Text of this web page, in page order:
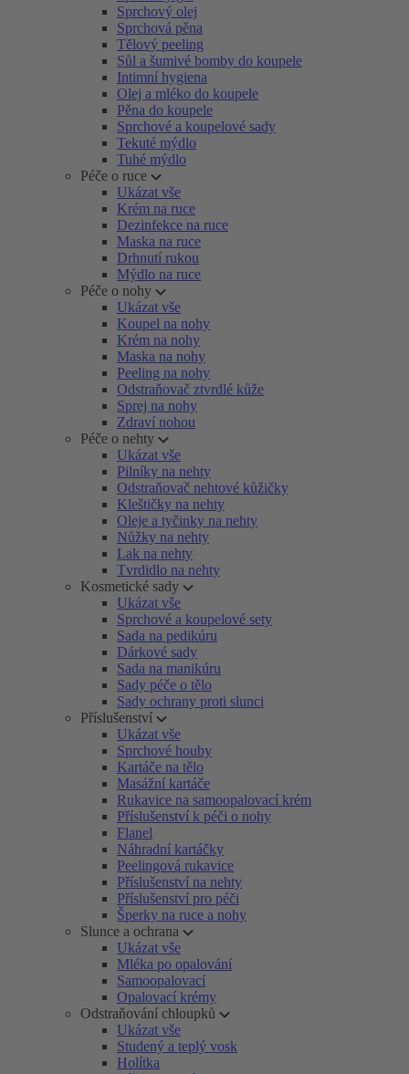
Sprchový olej
Sprchová pěna
Tělový peeling
Sůl a šumivé bomby do koupele
Intimní hygiena
Olej a mléko do koupele
Pěna do koupele
Sprchové a koupelové sady
Tekuté mýdlo
Tuhé mýdlo
Péče o ruce
Ukázat vše
Krém na ruce
Dezinfekce na ruce
Maska na ruce
Drhnutí rukou
Mýdlo na ruce
Péče o nohy
Ukázat vše
Koupel na nohy
Krém na nohy
Maska na nohy
Peeling na nohy
Odstraňovač ztvrdlé kůže
Sprej na nohy
Zdraví nohou
Péče o nehty
Ukázat vše
Pilníky na nehty
Odstraňovač nehtové kůžičky
Kleštičky na nehty
Oleje a tyčinky na nehty
Nůžky na nehty
Lak na nehty
Tvrdidlo na nehty
Kosmetické sady
Ukázat vše
Sprchové a koupelové sety
Sada na pedikúru
Dárkové sady
Sada na manikúru
Sady péče o tělo
Sady ochrany proti slunci
Příslušenství
Ukázat vše
Sprchové houby
Kartáče na tělo
Masážní kartáče
Rukavice na samoopalovací krém
Příslušenství k péči o nohy
Flanel
Náhradní kartáčky
Peelingová rukavice
Příslušenství na nehty
Příslušenství pro péči
Šperky na ruce a nohy
Slunce a ochrana
Ukázat vše
Mléka po opalování
Samoopalovací
Opalovací krémy
Odstraňování chloupků
Ukázat vše
Studený a teplý vosk
Holítka